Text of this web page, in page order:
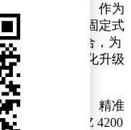
方案成为焦点。作为
斑马技术通过固定式
学习算法的组合，为
行业提供智能化升级
。
领域对实时性、精准
出的Zebra AltiZ 4200